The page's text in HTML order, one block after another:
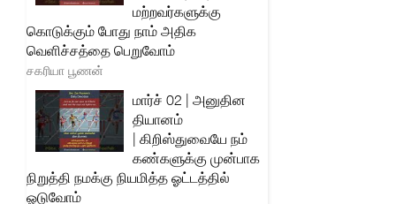
மற்றவர்களுக்கு
கொடுக்கும் போது நாம் அதிக
வெளிச்சத்தை பெறுவோம்
சகரியா பூணன்
மார்ச் 02 | அனுதின
தியானம்
| கிறிஸ்துவையே நம்
கண்களுக்கு முன்பாக
நிறுத்தி நமக்கு நியமித்த ஓட்டத்தில்
ஓடுவோம்